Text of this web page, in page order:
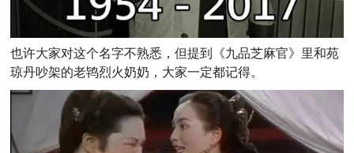
也许大家对这个名字不熟悉，但提到《九品芝麻官》里和苑
琼丹吵架的老鸨烈火奶奶，大家一定都记得。